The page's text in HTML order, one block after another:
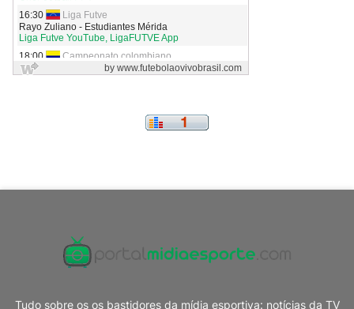
Tudo sobre os os bastidores da mídia esportiva: notícias da TV